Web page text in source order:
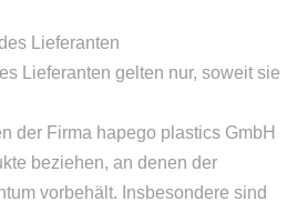
Lieferanten
Lieferanten gelten nur, soweit sie
der Firma hapego plastics GmbH
beziehen, an denen der
vorbehält. Insbesondere sind